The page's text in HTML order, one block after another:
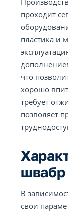
проходит
пластика и
что
хорошо
требует
позволяет
швабр
В
свои